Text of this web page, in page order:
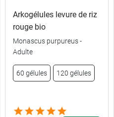
Arkogélules levure de riz
rouge bio
Monascus purpureus -
Adulte
60 gélules 120 gélules